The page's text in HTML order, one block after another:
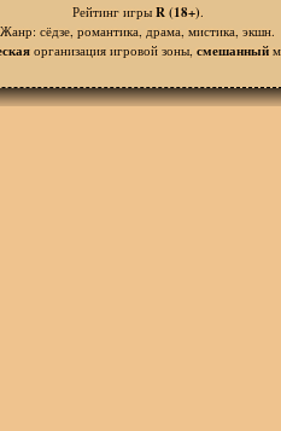
Рейтинг игры R (18+).
Жанр: сёдзе, романтика, драма, мистика, экшн.
организация игровой зоны, смешанный